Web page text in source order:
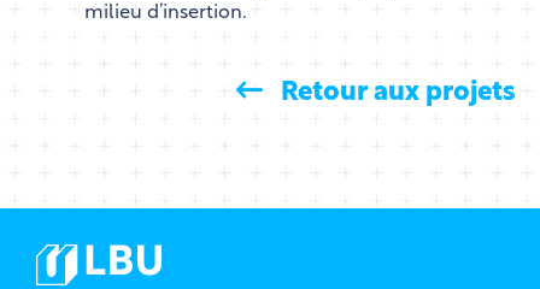
milieu d’insertion.
Retour aux projets